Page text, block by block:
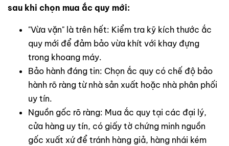
sau khi chọn mua ắc quy mới:
"Vừa vặn" là trên hết: Kiểm tra kỹ kích thước ắc
quy mới để đảm bảo vừa khít với khay đựng
trong khoang máy.
Bảo hành đáng tin: Chọn ắc quy có chế độ bảo
hành rõ ràng từ nhà sản xuất hoặc nhà phân phối
uy tín.
Nguồn gốc rõ ràng: Mua ắc quy tại các đại lý,
cửa hàng uy tín, có giấy tờ chứng minh nguồn
gốc xuất xứ để tránh hàng giả, hàng nhái kém